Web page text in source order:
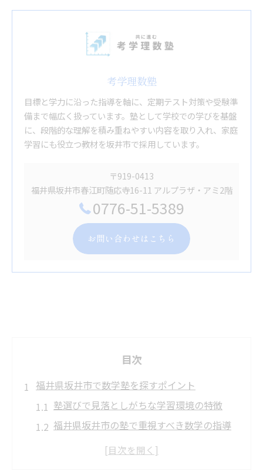
考学理数塾
目標と学力に沿った指導を軸に、定期テスト対策や受験準
備まで幅広く扱っています。塾として学校での学びを基盤
に、段階的な理解を積み重ねやすい内容を取り入れ、家庭
学習にも役立つ教材を坂井市で採用しています。
〒919-0413
福井県坂井市春江町随応寺16-11 アルプラザ・アミ2階
0776-51-5389
お問い合わせはこちら
目次
福井県坂井市で数学塾を探すポイント
塾選びで見落としがちな学習環境の特徴
福井県坂井市の塾で重視すべき数学の指導